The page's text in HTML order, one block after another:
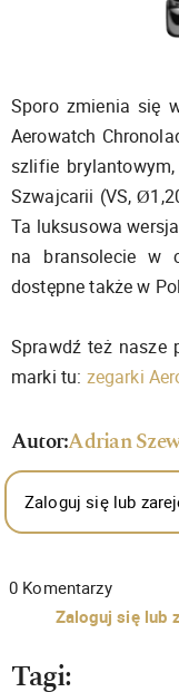
Sporo zmienia się
Aerowatch
szlifie
Szwajcarii (VS,
Ta luksusowa
na bransolecie w
dostępne także w
Sprawdź też nasze
marki tu: zegarki
Autor:Adrian
Zaloguj się lub
0 Komentarzy
Zaloguj się lub
Tagi: